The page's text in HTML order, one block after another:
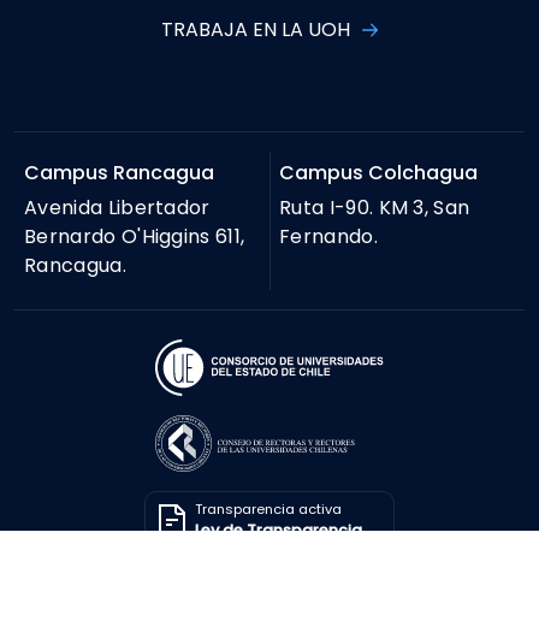
TRABAJA EN LA UOH
Campus Rancagua
Avenida Libertador
Bernardo O'Higgins 611,
Rancagua.
Campus Colchagua
Ruta I-90. KM 3, San
Fernando.
Transparencia activa
Ley de Transparencia